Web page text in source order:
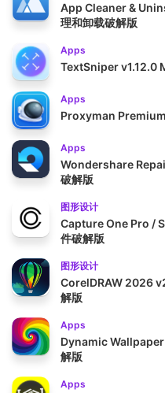
App Cleaner &
理和卸载破解版
Apps
TextSniper v1.12.0
Apps
Proxyman
Apps
Wondershare
破解版
图形设计
Capture One Pro /
件破解版
图形设计
CorelDRAW 2026
解版
Apps
Dynamic
解版
Apps